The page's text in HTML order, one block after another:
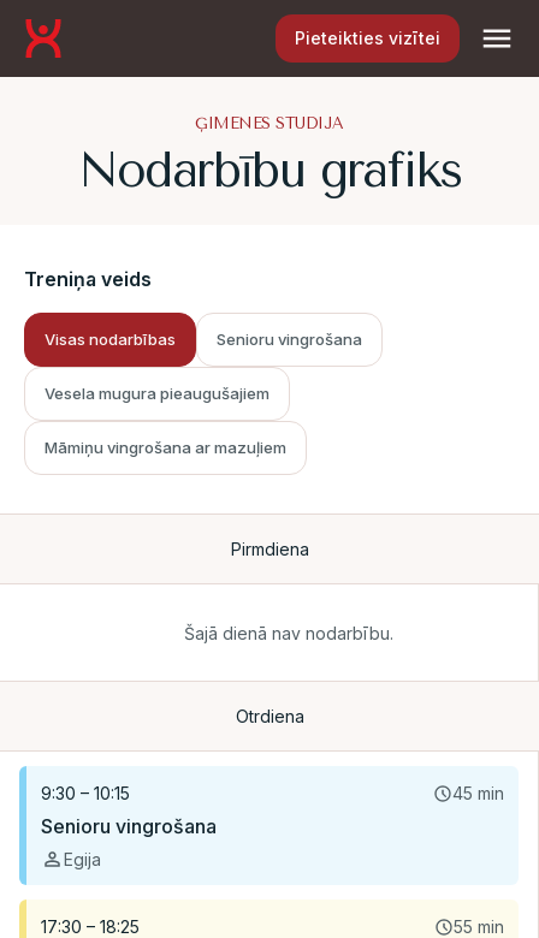
Pieteikties vizītei
ĢIMENES STUDIJA
Nodarbību grafiks
Treniņa veids
Visas nodarbības Senioru vingrošana
Vesela mugura pieaugušajiem
Māmiņu vingrošana ar mazuļiem
Pirmdiena
Šajā dienā nav nodarbību.
Otrdiena
9:30 – 10:15 45 min
Senioru vingrošana
Egija
17:30 – 18:25 55 min